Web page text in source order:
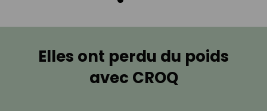
Elles ont perdu du poids
avec CROQ